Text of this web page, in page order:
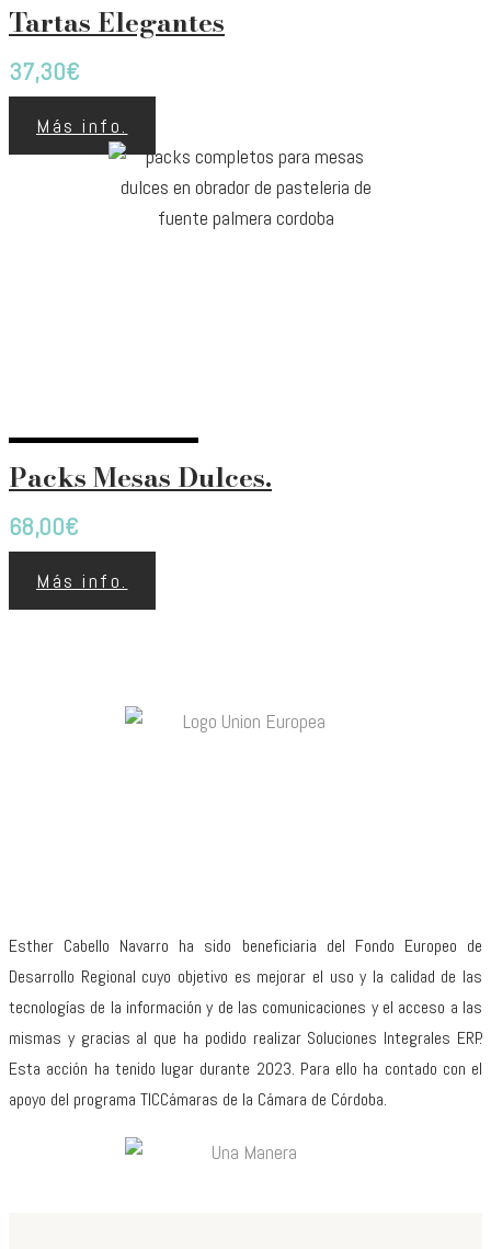
Tartas Elegantes
37,30€
Más info.
Packs Mesas Dulces.
68,00€
Más info.
Esther Cabello Navarro ha sido beneficiaria del Fondo Europeo de
Desarrollo Regional cuyo objetivo es mejorar el uso y la calidad de las
tecnologías de la información y de las comunicaciones y el acceso a las
mismas y gracias al que ha podido realizar Soluciones Integrales ERP.
Esta acción ha tenido lugar durante 2023. Para ello ha contado con el
apoyo del programa TICCámaras de la Cámara de Córdoba.